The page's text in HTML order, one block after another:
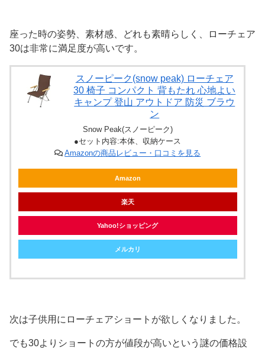
座った時の姿勢、素材感、どれも素晴らしく、ローチェア
30は非常に満足度が高いです。
スノーピーク(snow peak) ローチェア
30 椅子 コンパクト 背もたれ 心地よい
キャンプ 登山 アウトドア 防災 ブラウ
ン
Snow Peak(スノーピーク)
●セット内容:本体、収納ケース
Amazonの商品レビュー・口コミを見る
Amazon
楽天
Yahoo!ショッピング
メルカリ
次は子供用にローチェアショートが欲しくなりました。
でも30よりショートの方が値段が高いという謎の価格設